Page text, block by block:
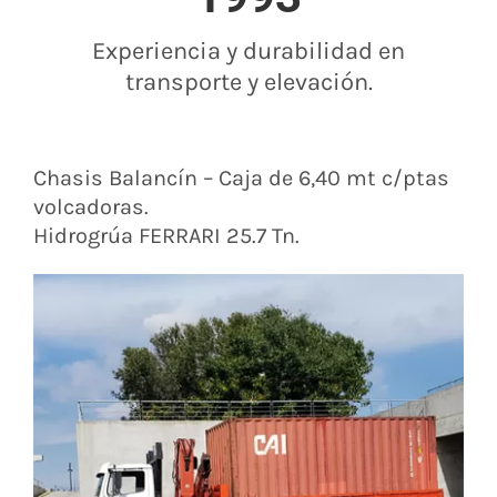
Experiencia y durabilidad en
transporte y elevación.
Chasis Balancín – Caja de 6,40 mt c/ptas
volcadoras.
Hidrogrúa FERRARI 25.7 Tn.